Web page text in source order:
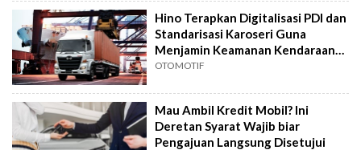
Hino Terapkan Digitalisasi PDI dan
Standarisasi Karoseri Guna
Menjamin Keamanan Kendaraan
Niaga
OTOMOTIF
Mau Ambil Kredit Mobil? Ini
Deretan Syarat Wajib biar
Pengajuan Langsung Disetujui